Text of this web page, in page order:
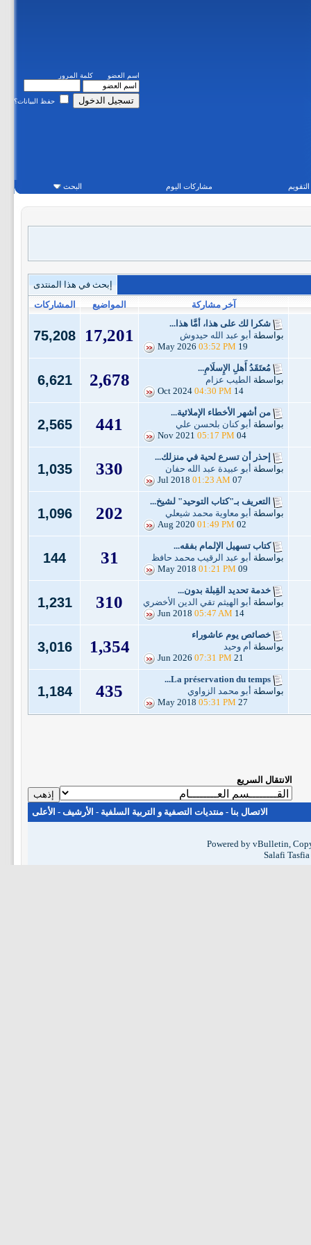
اسم العضو كلمة المرور
حفظ البيانات؟
التقويم مشاركات اليوم البحث
إبحث في هذا المنتدى
آخر مشاركة
المواضيع
المشاركات
شكرا لك على هذا، أمَّا هذا...
بواسطة أبو عبد الله حيدوش
19 May 2026
03:52 PM
17,201
75,208
مُعتَقَدُ أَهلِ الإِسلَامِ...
بواسطة الطيب عزام
14 Oct 2024
04:30 PM
2,678
6,621
من أشهر الأخطاء الإملائية...
بواسطة أبو كنان بلحسن علي
04 Nov 2021
05:17 PM
441
2,565
إحذر أن تسرع لحية في منزلك...
بواسطة أبو عبيدة عبد الله حفان
07 Jul 2018
01:23 AM
330
1,035
التعريف بـ"كتاب التوحيد" لشيخ...
بواسطة أبو معاوية محمد شيعلي
02 Aug 2020
01:49 PM
202
1,096
كتاب تسهيل الإلمام بفقه...
بواسطة أبو عبد الرقيب محمد حافظ
09 May 2018
01:21 PM
31
144
خدمة تحديد القِبلة بدون...
بواسطة أبو الهيثم تقي الدين الأخضري
14 Jun 2018
05:47 AM
310
1,231
خصائص يوم عاشوراء
بواسطة أم وحيد
21 Jun 2026
07:31 PM
1,354
3,016
La préservation du temps...
بواسطة أبو محمد الزواوي
27 May 2018
05:31 PM
435
1,184
الانتقال السريع
الاتصال بنا - منتديات التصفية و التربية السلفية - الأرشيف - الأعلى
Powered by vBulletin,
Salafi